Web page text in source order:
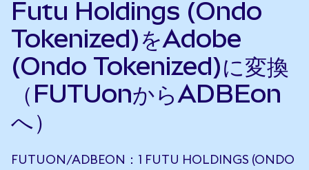
Futu Holdings (Ondo
Tokenized)をAdobe
(Ondo Tokenized)に変換
（FUTUonからADBEon
へ）
FUTUON/ADBEON：1 FUTU HOLDINGS (ONDO